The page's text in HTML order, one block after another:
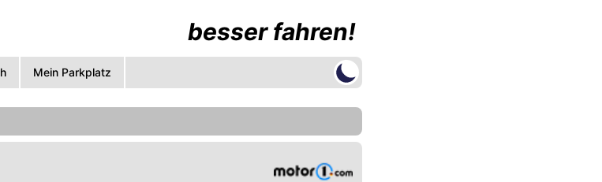
besser fahren!
Mein Parkplatz